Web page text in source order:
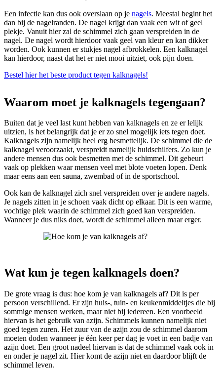
Een infectie kan dus ook overslaan op je nagels. Meestal begint het
dan bij de nagelranden. De nagel krijgt dan vaak een wit of geel
plekje. Vanuit hier zal de schimmel zich gaan verspreiden in de
nagel. De nagel wordt hierdoor vaak geel van kleur en kan dikker
worden. Ook kunnen er stukjes nagel afbrokkelen. Een kalknagel
kan hierdoor, naast dat het er niet mooi uitziet, ook pijn doen.
Bestel hier het beste product tegen kalknagels!
Waarom moet je kalknagels tegengaan?
Buiten dat je veel last kunt hebben van kalknagels en ze er lelijk
uitzien, is het belangrijk dat je er zo snel mogelijk iets tegen doet.
Kalknagels zijn namelijk heel erg besmettelijk. De schimmel die de
kalknagel veroorzaakt, verspreidt namelijk huidschilfers. Zo kun je
andere mensen dus ook besmetten met de schimmel. Dit gebeurt
vaak op plekken waar mensen veel met blote voeten lopen. Denk
maar eens aan een sauna, zwembad of in de sportschool.
Ook kan de kalknagel zich snel verspreiden over je andere nagels.
Je nagels zitten in je schoen vaak dicht op elkaar. Dit is een warme,
vochtige plek waarin de schimmel zich goed kan verspreiden.
Wanneer je dus niks doet, wordt de schimmel alleen maar erger.
Wat kun je tegen kalknagels doen?
De grote vraag is dus: hoe kom je van kalknagels af? Dit is per
persoon verschillend. Er zijn huis-, tuin- en keukenmiddeltjes die bij
sommige mensen werken, maar niet bij iedereen. Een voorbeeld
hiervan is het gebruik van azijn. Schimmels kunnen namelijk niet
goed tegen zuren. Het zuur van de azijn zou de schimmel daarom
moeten doden wanneer je één keer per dag je voet in een badje van
azijn doet. Een groot nadeel hiervan is dat de schimmel vaak ook in
en onder je nagel zit. Hier komt de azijn niet en daardoor blijft de
schimmel leven.